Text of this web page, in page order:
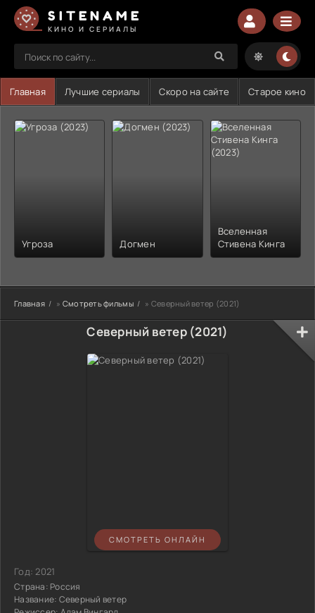
SITENAME
КИНО И СЕРИАЛЫ
Главная Лучшие сериалы Скоро на сайте Старое кино
Угроза Догмен
Вселенная
Стивена Кинга
Главная » Смотреть фильмы » Северный ветер (2021)
Северный ветер (2021)
СМОТРЕТЬ ОНЛАЙН
Год:2021
Страна: Россия
Название: Северный ветер